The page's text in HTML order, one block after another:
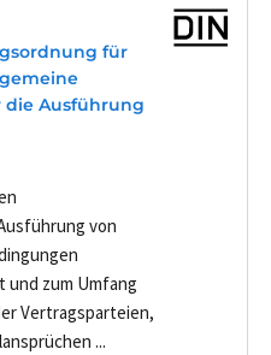
für
Ausführung
von
und zum Umfang
Vertragsparteien,
...